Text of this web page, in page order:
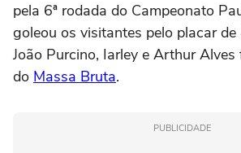
pela 6ª rodada do Campeonato
goleou os visitantes pelo placar
João Purcino, Iarley e Arthur
do Massa Bruta.
PUBLICIDADE